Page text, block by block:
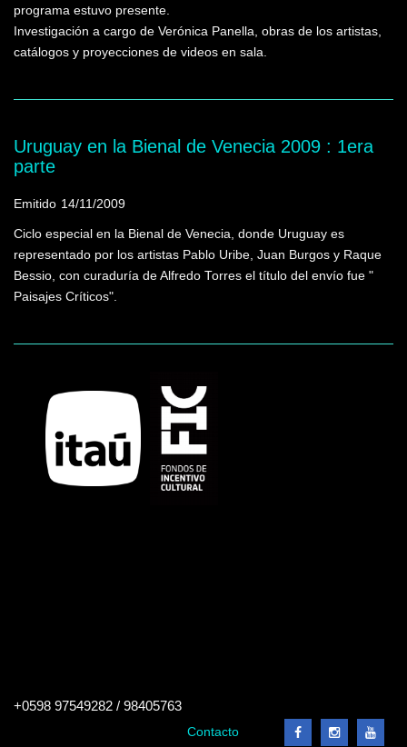
programa estuvo presente.
Investigación a cargo de Verónica Panella, obras de los artistas,
catálogos y proyecciones de videos en sala.
Uruguay en la Bienal de Venecia 2009 : 1era
parte
Emitido 14/11/2009
Ciclo especial en la Bienal de Venecia, donde Uruguay es
representado por los artistas Pablo Uribe, Juan Burgos y Raque
Bessio, con curaduría de Alfredo Torres el título del envío fue "
Paisajes Críticos".
+0598 97549282 / 98405763
en
Contacto